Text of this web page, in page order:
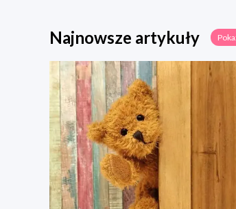
Najnowsze artykuły